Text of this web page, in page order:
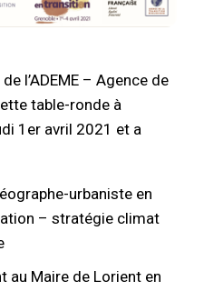
l’ADEME – Agence de
table-ronde à
1er avril 2021 et a
urbaniste en
– stratégie climat
au Maire de Lorient en